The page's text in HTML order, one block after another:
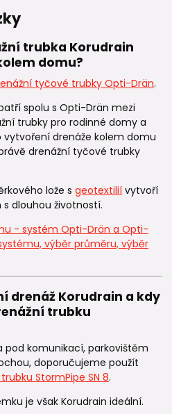
trubka Korudrain
domu?
tyčové trubky Opti-Drän.
spolu s Opti-Drän mezi
trubky pro rodinné domy a
vytvoření drenáže kolem domu
drenážní tyčové trubky
lože s geotextilií vytvoří
dlouhou životností.
- systém Opti-Drän a Opti-
výběr průměru, výběr
drenáž Korudrain a kdy
trubku
pod komunikací, parkovištěm
doporučujeme použít
StormPipe SN 8.
je však Korudrain ideální.